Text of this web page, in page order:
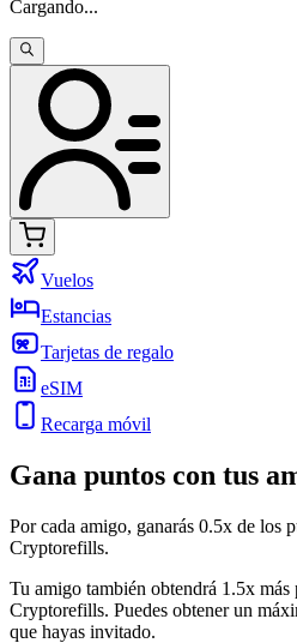
Cargando...
Vuelos
Estancias
Tarjetas de regalo
eSIM
Recarga móvil
Gana puntos con tus
Por cada amigo, ganarás 0.5x de los
Cryptorefills.
Tu amigo también obtendrá 1.5x
Cryptorefills. Puedes obtener un
que hayas invitado.